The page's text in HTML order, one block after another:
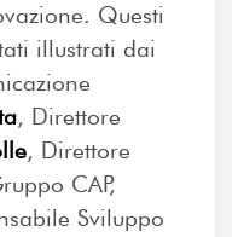
Questi
illustrati dai
, Direttore
, Direttore
CAP,
Sviluppo